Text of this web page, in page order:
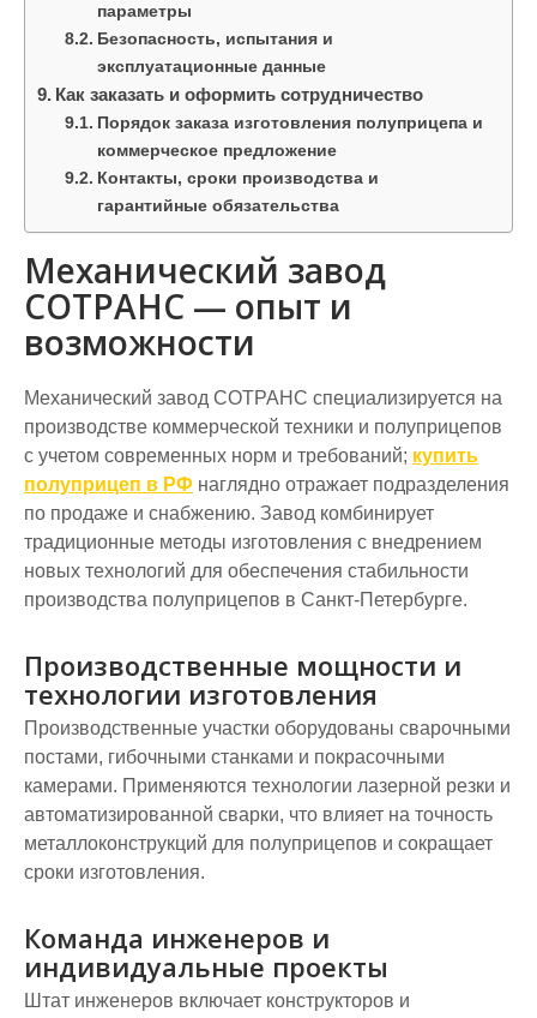
параметры
Безопасность, испытания и
эксплуатационные данные
Как заказать и оформить сотрудничество
Порядок заказа изготовления полуприцепа и
коммерческое предложение
Контакты, сроки производства и
гарантийные обязательства
Механический завод
СОТРАНС — опыт и
возможности
Механический завод СОТРАНС специализируется на
производстве коммерческой техники и полуприцепов
с учетом современных норм и требований; купить
полуприцеп в РФ наглядно отражает подразделения
по продаже и снабжению. Завод комбинирует
традиционные методы изготовления с внедрением
новых технологий для обеспечения стабильности
производства полуприцепов в Санкт-Петербурге.
Производственные мощности и
технологии изготовления
Производственные участки оборудованы сварочными
постами, гибочными станками и покрасочными
камерами. Применяются технологии лазерной резки и
автоматизированной сварки, что влияет на точность
металлоконструкций для полуприцепов и сокращает
сроки изготовления.
Команда инженеров и
индивидуальные проекты
Штат инженеров включает конструкторов и